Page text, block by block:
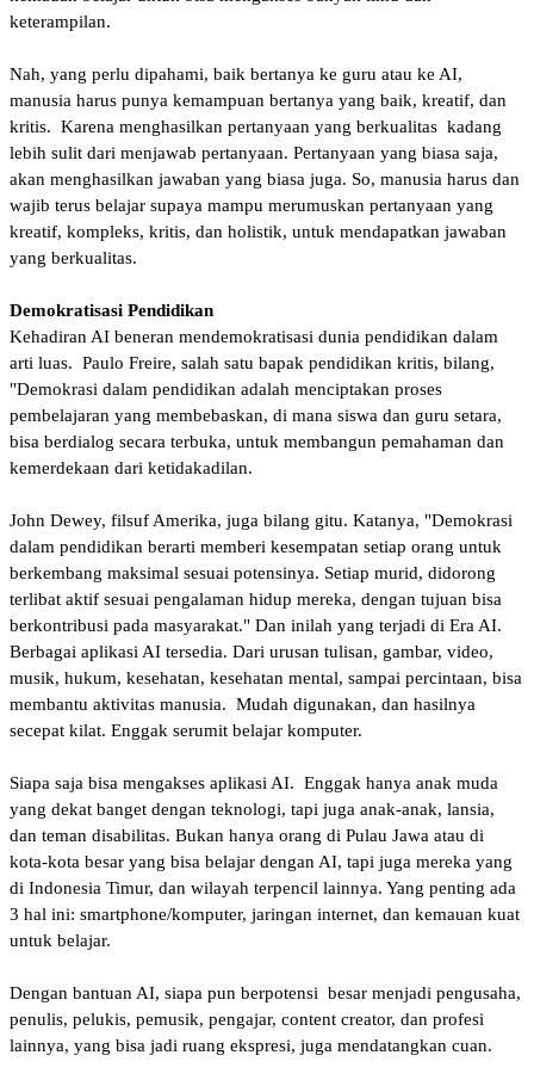
keterampilan.
Nah, yang perlu dipahami, baik bertanya ke guru atau ke AI,
manusia harus punya kemampuan bertanya yang baik, kreatif, dan
kritis. Karena menghasilkan pertanyaan yang berkualitas kadang
lebih sulit dari menjawab pertanyaan. Pertanyaan yang biasa saja,
akan menghasilkan jawaban yang biasa juga. So, manusia harus dan
wajib terus belajar supaya mampu merumuskan pertanyaan yang
kreatif, kompleks, kritis, dan holistik, untuk mendapatkan jawaban
yang berkualitas.
Demokratisasi Pendidikan
Kehadiran AI beneran mendemokratisasi dunia pendidikan dalam
arti luas. Paulo Freire, salah satu bapak pendidikan kritis, bilang,
"Demokrasi dalam pendidikan adalah menciptakan proses
pembelajaran yang membebaskan, di mana siswa dan guru setara,
bisa berdialog secara terbuka, untuk membangun pemahaman dan
kemerdekaan dari ketidakadilan.
John Dewey, filsuf Amerika, juga bilang gitu. Katanya, "Demokrasi
dalam pendidikan berarti memberi kesempatan setiap orang untuk
berkembang maksimal sesuai potensinya. Setiap murid, didorong
terlibat aktif sesuai pengalaman hidup mereka, dengan tujuan bisa
berkontribusi pada masyarakat." Dan inilah yang terjadi di Era AI.
Berbagai aplikasi AI tersedia. Dari urusan tulisan, gambar, video,
musik, hukum, kesehatan, kesehatan mental, sampai percintaan, bisa
membantu aktivitas manusia. Mudah digunakan, dan hasilnya
secepat kilat. Enggak serumit belajar komputer.
Siapa saja bisa mengakses aplikasi AI. Enggak hanya anak muda
yang dekat banget dengan teknologi, tapi juga anak-anak, lansia,
dan teman disabilitas. Bukan hanya orang di Pulau Jawa atau di
kota-kota besar yang bisa belajar dengan AI, tapi juga mereka yang
di Indonesia Timur, dan wilayah terpencil lainnya. Yang penting ada
3 hal ini: smartphone/komputer, jaringan internet, dan kemauan kuat
untuk belajar.
Dengan bantuan AI, siapa pun berpotensi besar menjadi pengusaha,
penulis, pelukis, pemusik, pengajar, content creator, dan profesi
lainnya, yang bisa jadi ruang ekspresi, juga mendatangkan cuan.